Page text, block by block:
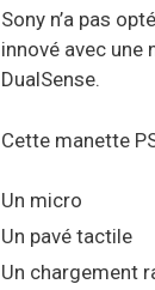
Sony n’a pas
innové avec une
DualSense.
Cette manette
Un micro
Un pavé tactile
Un chargement